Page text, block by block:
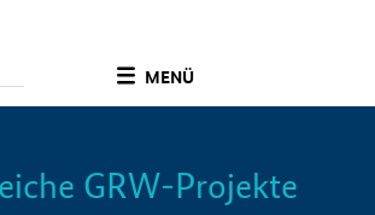
MENÜ
Info
GRW-Projekte